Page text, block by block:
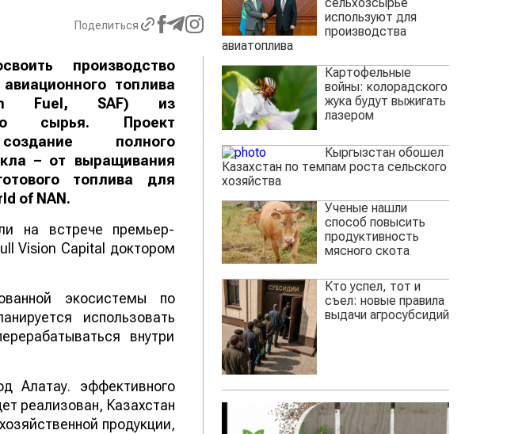
Поделиться
производство
топлива
Fuel, SAF) из
сырья. Проект
полного
– от выращивания
топлива для
of NAN .
на встрече премьер-
Vision Capital доктором
экосистемы по
использовать
внутри
Алатау. эффективного
реализован, Казахстан
продукции,
сельхозсырье
используют для
производства
авиатоплива
Картофельные
войны: колорадского
жука будут выжигать
лазером
Кыргызстан обошел
Казахстан по темпам роста сельского
хозяйства
Ученые нашли
способ повысить
продуктивность
мясного скота
Кто успел, тот и
съел: новые правила
выдачи агросубсидий